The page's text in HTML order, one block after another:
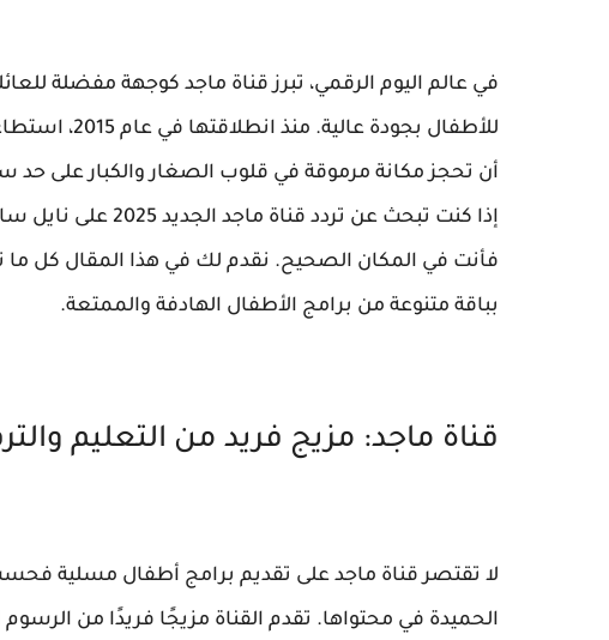
في عالم اليوم الرقمي، تبرز قناة ماجد كوجهة مفضلة
للأطفال بجودة عالية. منذ انطلاقتها في عام 2015، استطاعت قناة ماجد الفضائية
أن تحجز مكانة مرموقة في قلوب الصغار والكبار على حد
إذا كنت تبحث عن تردد قناة ماجد الجديد 2025 على نايل سات أو عرب سات،
فأنت في المكان الصحيح. نقدم لك في هذا المقال كل ما
بباقة متنوعة من برامج الأطفال الهادفة والممتعة.
قناة ماجد: مزيج فريد من التعليم
لا تقتصر قناة ماجد على تقديم برامج أطفال مسلية
الحميدة في محتواها. تقدم القناة مزيجًا فريدًا من